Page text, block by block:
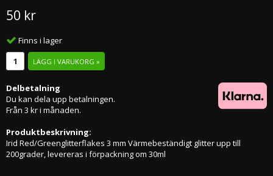
50 kr
Finns i lager
LÄGG I VARUKORG »
Delbetalning
Du kan dela upp betalningen.
Från 3 kr i månaden.
Produktbeskrivning:
Irid Red/Greenglitterflakes 3 mm Värmebeständigt glitter upp till
200grader, levereras i förpackning om 30ml